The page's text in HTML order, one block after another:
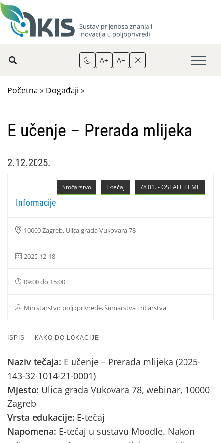
A+ A−
Početna » Događaji »
E učenje – Prerada mlijeka
2.12.2025.
78.01. - OSTALE TEME
E-tečaj
Stočarstvo
Informacije
10000 Zagreb, Ulica grada Vukovara 78
2025-12-18
09:00 do 15:00
Ministarstvo poljoprivrede, šumarstva i ribarstva
ISPIS KAKO DO LOKACIJE
Naziv tečaja: E učenje – Prerada mlijeka (2025-
143-32-1014-21-0001)
Mjesto: Ulica grada Vukovara 78, webinar, 10000
Zagreb
Vrsta edukacije: E-tečaj
Napomena: E-tečaj u sustavu Moodle. Nakon